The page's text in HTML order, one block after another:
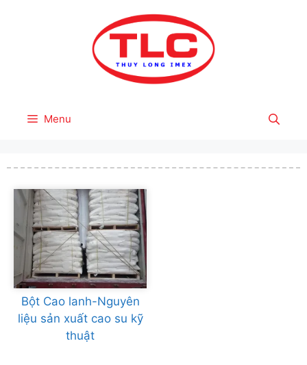
Menu
Bột Cao lanh-Nguyên
liệu sản xuất cao su kỹ
thuật